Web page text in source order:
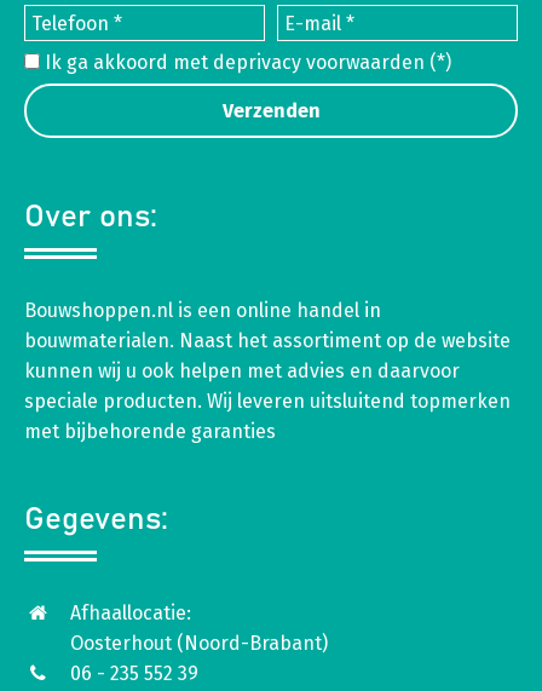
Ik ga akkoord met deprivacy voorwaarden (*)
Over ons:
Bouwshoppen.nl is een online handel in
bouwmaterialen. Naast het assortiment op de website
kunnen wij u ook helpen met advies en daarvoor
speciale producten. Wij leveren uitsluitend topmerken
met bijbehorende garanties
Gegevens:
Afhaallocatie:
Oosterhout (Noord-Brabant)
06 - 235 552 39